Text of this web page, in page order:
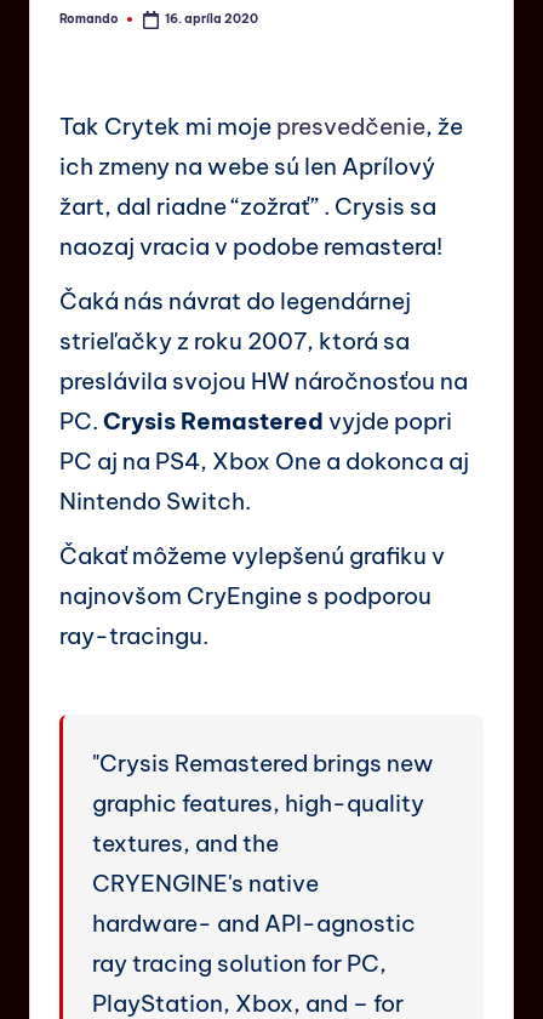
Romando 16. apríla 2020
Tak Crytek mi moje presvedčenie, že
ich zmeny na webe sú len Aprílový
žart, dal riadne “zožrať” . Crysis sa
naozaj vracia v podobe remastera!
Čaká nás návrat do legendárnej
strieľačky z roku 2007, ktorá sa
preslávila svojou HW náročnosťou na
PC. Crysis Remastered vyjde popri
PC aj na PS4, Xbox One a dokonca aj
Nintendo Switch.
Čakať môžeme vylepšenú grafiku v
najnovšom CryEngine s podporou
ray-tracingu.
"Crysis Remastered brings new
graphic features, high-quality
textures, and the
CRYENGINE's native
hardware- and API-agnostic
ray tracing solution for PC,
PlayStation, Xbox, and – for